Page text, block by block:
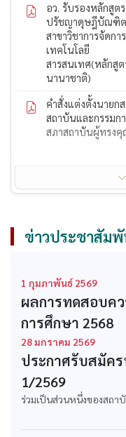
อว. รับรองหลักสูตร
ปรัชญาดุษฎีบัณฑิต
สาขาวิชาการจัดการ
เทคโนโลยี
สารสนเทศ(หลักสูต
นานาชาติ)
คำสั่งแต่งตั้งนายก
สถาบันและกรรมก
สภาสถาบันผู้ทรง
ระดับปริญญาตรี
หลักสูตรปรัชญาดุษฎี
บัณฑิต สาขาวิชาก
ก.พ. รับรองคุณวุฒิ
บัณฑิต สาขาวิชา
บริหารธุรกิจ
ก.พ. รับรองคุณวุฒิ
หลักสูตรบริหารธุร
บัณฑิต สาขาวิชา
คอมพิวเตอร์ธุรกิจ
หลักสูตรเทคโนโลยี
ข่าวประชาสัม
1 กุมภาพันธ์ 2569
ผลการทดสอบค
การศึกษา 2568
28 มกราคม 2569
ประกาศรับสมัค
1/2569
ร่วมเป็นส่วนหนึ่งของสถ